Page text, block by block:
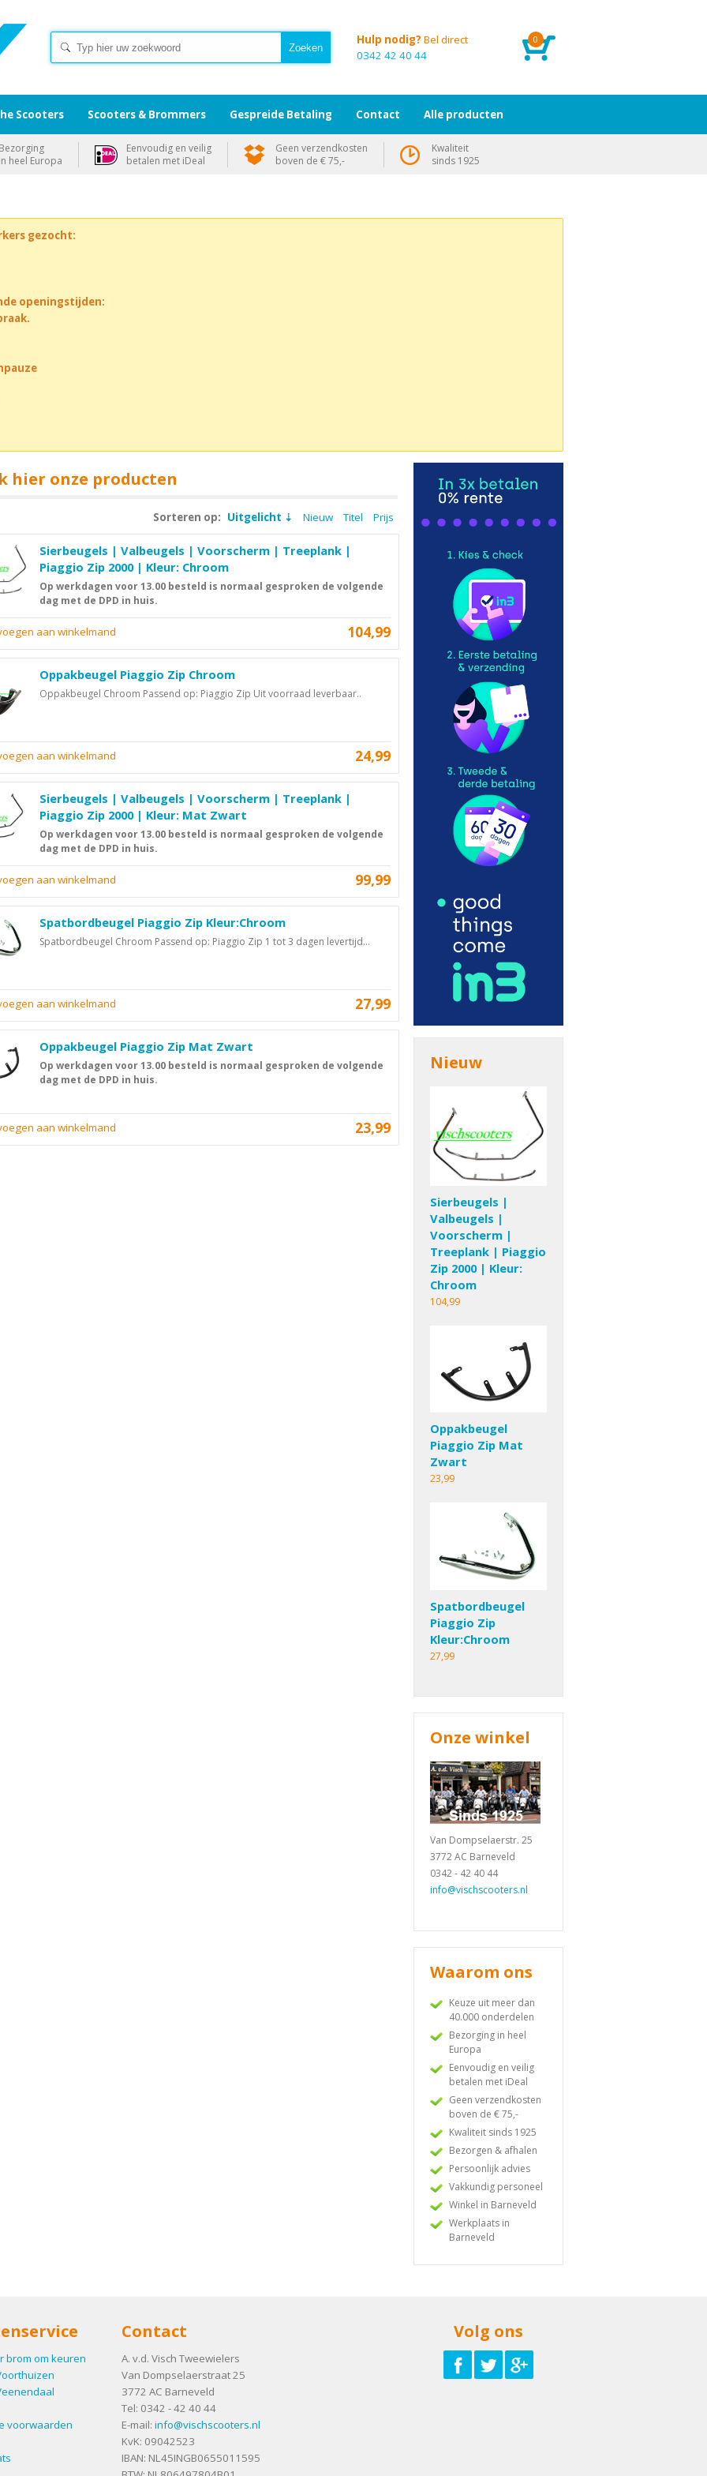
0
Hulp nodig? Bel direct
0342 42 40 44
gezocht:
openingstijden:
hier onze producten
Sorteren op: Uitgelicht Nieuw Titel Prijs
Sierbeugels | Valbeugels | Voorscherm | Treeplank |
Piaggio Zip 2000 | Kleur: Chroom
Op werkdagen voor 13.00 besteld is normaal gesproken de volgende
dag met de DPD in huis.
104,99
aan winkelmand
Oppakbeugel Piaggio Zip Chroom
Oppakbeugel Chroom Passend op: Piaggio Zip Uit voorraad leverbaar..
24,99
aan winkelmand
Sierbeugels | Valbeugels | Voorscherm | Treeplank |
Piaggio Zip 2000 | Kleur: Mat Zwart
Op werkdagen voor 13.00 besteld is normaal gesproken de volgende
dag met de DPD in huis.
99,99
aan winkelmand
Spatbordbeugel Piaggio Zip Kleur:Chroom
Spatbordbeugel Chroom Passend op: Piaggio Zip 1 tot 3 dagen levertijd...
27,99
aan winkelmand
Oppakbeugel Piaggio Zip Mat Zwart
Op werkdagen voor 13.00 besteld is normaal gesproken de volgende
dag met de DPD in huis.
23,99
aan winkelmand
Nieuw
Sierbeugels |
Valbeugels |
Voorscherm |
Treeplank | Piaggio
Zip 2000 | Kleur:
Chroom
104,99
Oppakbeugel
Piaggio Zip Mat
Zwart
23,99
Spatbordbeugel
Piaggio Zip
Kleur:Chroom
27,99
Onze winkel
Van Dompselaerstr. 25
3772 AC Barneveld
0342 - 42 40 44
info@vischscooters.nl
Waarom ons
Keuze uit meer dan
40.000 onderdelen
Bezorging in heel
Europa
Eenvoudig en veilig
betalen met iDeal
Geen verzendkosten
boven de € 75,-
Kwaliteit sinds 1925
Bezorgen & afhalen
Persoonlijk advies
Vakkundig personeel
Winkel in Barneveld
Werkplaats in
Barneveld
brom om keuren
voorwaarden
Contact
A. v.d. Visch Tweewielers
Van Dompselaerstraat 25
3772 AC Barneveld
Tel: 0342 - 42 40 44
E-mail: info@vischscooters.nl
KvK: 09042523
IBAN: NL45INGB0655011595
Volg ons
Scooters Scooters & Brommers Gespreide Betaling Contact Alle producten
Bezorging
in heel Europa
Eenvoudig en veilig
betalen met iDeal
Geen verzendkosten
boven de € 75,-
Kwaliteit
sinds 1925